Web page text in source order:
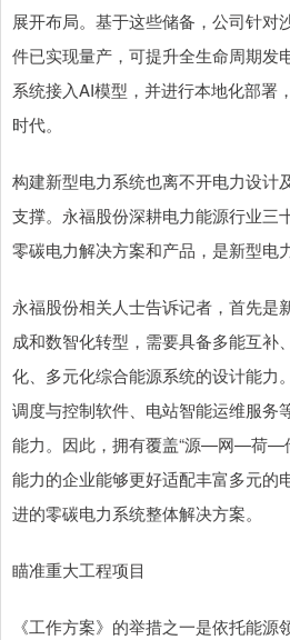
展开布局。基于这些储备，公司针对
件已实现量产，可提升全生命周期发
系统接入AI模型，并进行本地化部署
时代。
构建新型电力系统也离不开电力设计
支撑。永福股份深耕电力能源行业三
零碳电力解决方案和产品，是新型电
永福股份相关人士告诉记者，首先是
成和数智化转型，需要具备多能互补
化、多元化综合能源系统的设计能力
调度与控制软件、电站智能运维服务
能力。因此，拥有覆盖“源—网—荷—
能力的企业能够更好适配丰富多元的
进的零碳电力系统整体解决方案。
瞄准重大工程项目
《工作方案》的举措之一是依托能